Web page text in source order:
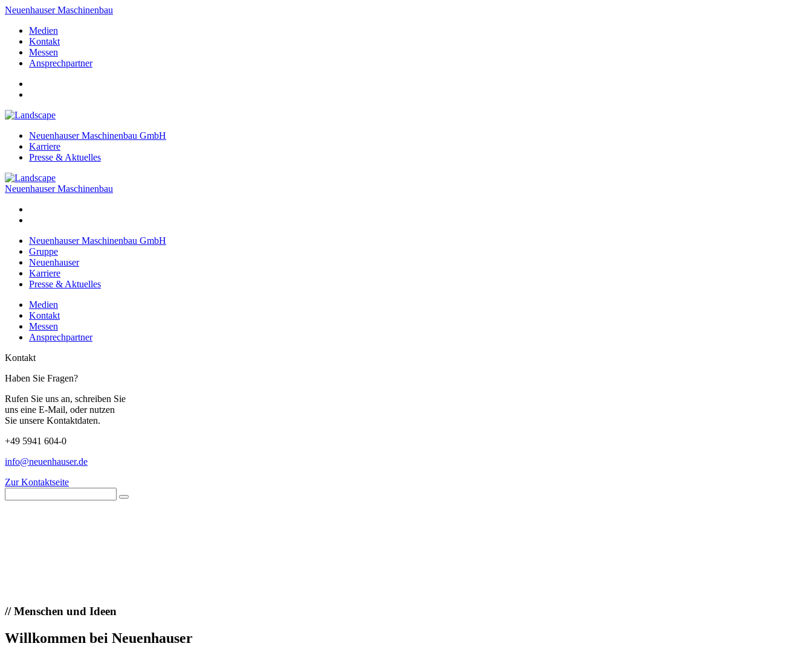
Neuenhauser Maschinenbau
Medien
Kontakt
Messen
Ansprechpartner
Neuenhauser Maschinenbau GmbH
Karriere
Presse & Aktuelles
Neuenhauser Maschinenbau
Neuenhauser Maschinenbau GmbH
Gruppe
Neuenhauser
Karriere
Presse & Aktuelles
Medien
Kontakt
Messen
Ansprechpartner
Kontakt
Haben Sie Fragen?
Rufen Sie uns an, schreiben Sie
uns eine E-Mail, oder nutzen
Sie unsere Kontaktdaten.
+49 5941 604-0
info@neuenhauser.de
Zur Kontaktseite
//Menschen und Ideen
Willkommen bei Neuenhauser